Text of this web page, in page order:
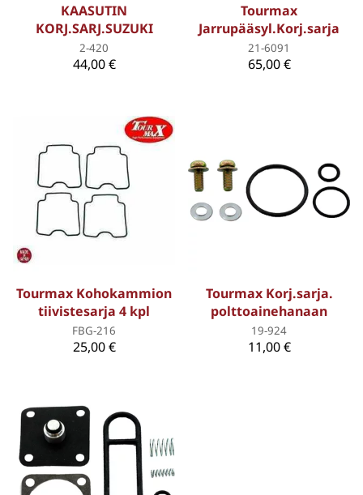
KAASUTIN
KORJ.SARJ.SUZUKI
2-420
44,00 €
Tourmax
Jarrupääsyl.Korj.sarja
21-6091
65,00 €
Tourmax Kohokammion
tiivistesarja 4 kpl
FBG-216
25,00 €
Tourmax Korj.sarja.
polttoainehanaan
19-924
11,00 €